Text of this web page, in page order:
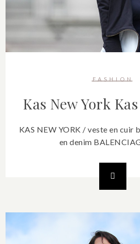
FASHION
Kas New York
KAS NEW YORK / veste en cuir
en denim